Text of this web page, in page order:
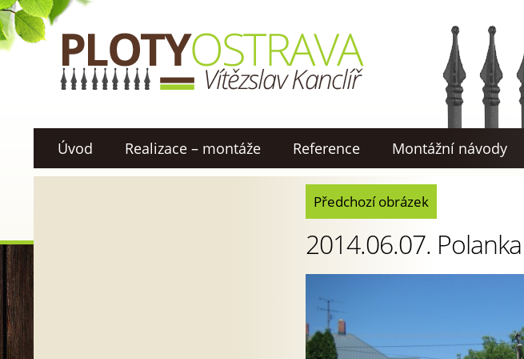
Úvod Realizace – montáže Reference Montážní návody
Předchozí obrázek
2014.06.07.